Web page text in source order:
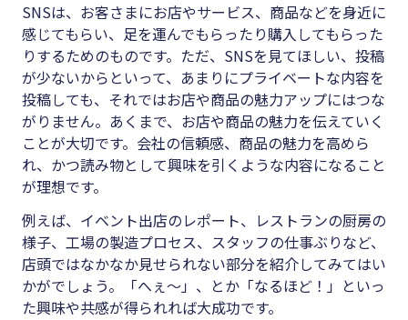
SNSは、お客さまにお店やサービス、商品などを身近に
感じてもらい、足を運んでもらったり購入してもらった
りするためのものです。ただ、SNSを見てほしい、投稿
が少ないからといって、あまりにプライベートな内容を
投稿しても、それではお店や商品の魅力アップにはつな
がりません。あくまで、お店や商品の魅力を伝えていく
ことが大切です。会社の信頼感、商品の魅力を高めら
れ、かつ読み物として興味を引くような内容になること
が理想です。
例えば、イベント出店のレポート、レストランの厨房の
様子、工場の製造プロセス、スタッフの仕事ぶりなど、
店頭ではなかなか見せられない部分を紹介してみてはい
かがでしょう。「へぇ～」、とか「なるほど！」といっ
た興味や共感が得られれば大成功です。